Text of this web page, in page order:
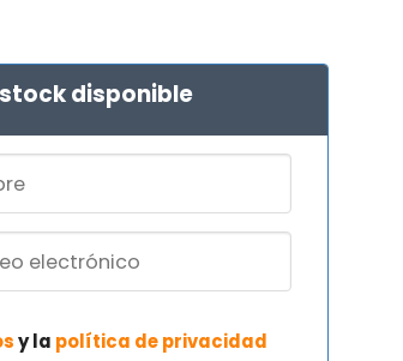
disponible
y la política de privacidad